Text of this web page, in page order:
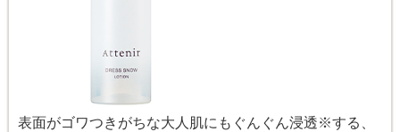
表面がゴワつきがちな大人肌にもぐんぐん浸透※する、